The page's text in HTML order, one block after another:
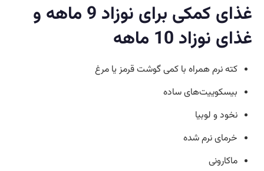
غذای کمکی برای نوزاد 9 ماهه و
غذای نوزاد 10 ماهه
کته نرم همراه با کمی گوشت قرمز یا مرغ
بیسکوییت‌های ساده
نخود و لوبیا
خرمای نرم شده
ماکارونی